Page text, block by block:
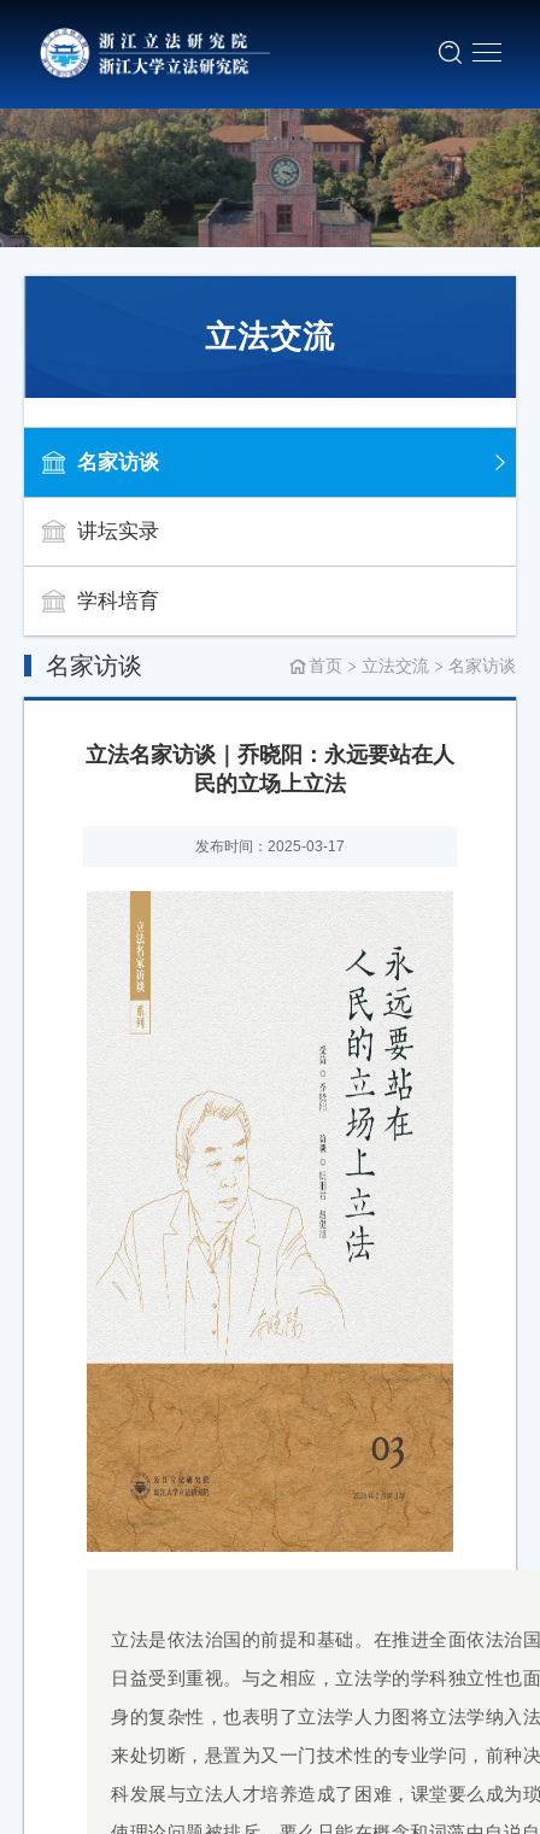
立法交流
名家访谈
讲坛实录
学科培育
名家访谈 首页 立法交流 名家访谈
立法名家访谈｜乔晓阳：永远要站在人
民的立场上立法
发布时间：2025-03-17
立法是依法治国的前提和基础。在推进全面依法治
日益受到重视。与之相应，立法学的学科独立性也
身的复杂性，也表明了立法学人力图将立法学纳入
来处切断，悬置为又一门技术性的专业学问，前种
科发展与立法人才培养造成了困难，课堂要么成为